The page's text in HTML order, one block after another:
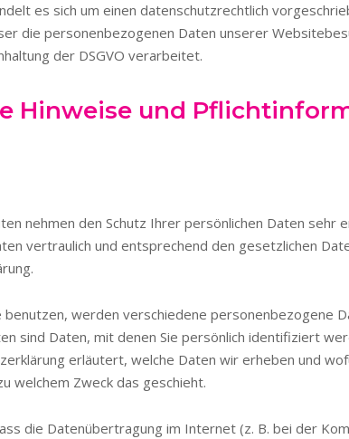
es sich um einen datenschutzrechtlich
die personenbezogenen Daten unserer
der DSGVO verarbeitet.
Hinweise und
nehmen den Schutz Ihrer persönlichen Daten sehr
vertraulich und entsprechend den gesetzlichen
benutzen, werden verschiedene personenbezogene
sind Daten, mit denen Sie persönlich identifiziert
erläutert, welche Daten wir erheben und
welchem Zweck das geschieht.
die Datenübertragung im Internet (z. B. bei der